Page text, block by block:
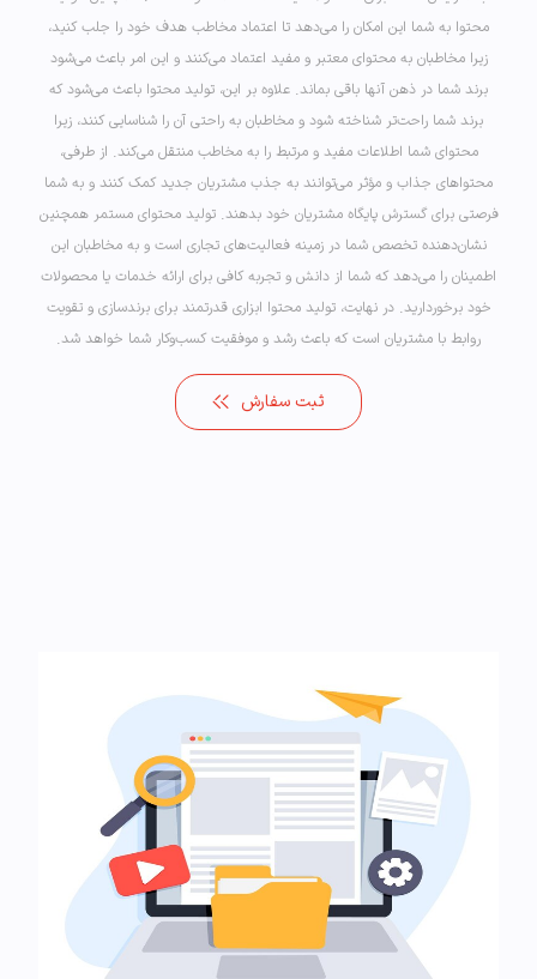
محتوا به شما این امکان را می‌دهد تا اعتماد مخاطب هدف خود را جلب کنید،
زیرا مخاطبان به محتوای معتبر و مفید اعتماد می‌کنند و این امر باعث می‌شود
برند شما در ذهن آنها باقی بماند. علاوه بر این، تولید محتوا باعث می‌شود که
برند شما راحت‌تر شناخته شود و مخاطبان به راحتی آن را شناسایی کنند، زیرا
محتوای شما اطلاعات مفید و مرتبط را به مخاطب منتقل می‌کند. از طرفی،
محتواهای جذاب و مؤثر می‌توانند به جذب مشتریان جدید کمک کنند و به شما
فرصتی برای گسترش پایگاه مشتریان خود بدهند. تولید محتوای مستمر همچنین
نشان‌دهنده تخصص شما در زمینه فعالیت‌های تجاری است و به مخاطبان این
اطمینان را می‌دهد که شما از دانش و تجربه کافی برای ارائه خدمات یا محصولات
خود برخوردارید. در نهایت، تولید محتوا ابزاری قدرتمند برای برندسازی و تقویت
روابط با مشتریان است که باعث رشد و موفقیت کسب‌وکار شما خواهد شد.
ثبت سفارش